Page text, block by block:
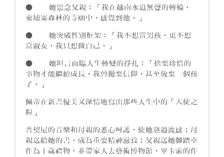
● 她思念父親：「我在越南水道無聲的轉輪、
柬埔寨森林的寺廟中，感覺到他。」
● 她突破性別框架：「我不想當男孩，更不想
當淑女，我只想做自己。」
● 她坦言面臨人生轉變的掙扎：「捨棄珍惜的
事物才能繼續成長。我曾拋棄信仰，甚至放棄一個孩
子。」
佩蒂在新書優美又深情地寫出那些人生中的「天使之
糧」──
普契尼的音樂和母親的悉心呵護，使她熬過流感；母
親送給她的書，成為重要精神滋養；父親送她腳踏車
作為十歲禮物，並帶家人去藝術博物館，畢卡索的作